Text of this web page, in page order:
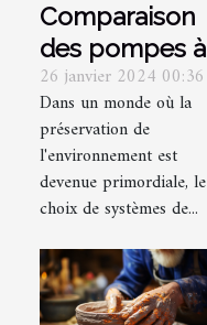
Comparaison
des pompes à
chaleur air-air
avec d'autres
systèmes de
chauffage
renouvelables
26 janvier 2024 00:36
Dans un monde où la
préservation de
l'environnement est
devenue primordiale, le
choix de systèmes de...